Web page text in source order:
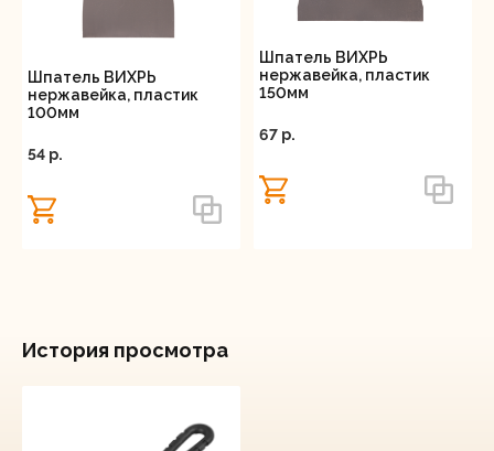
Шпатель ВИХРЬ
нержавейка, пластик
100мм
54 p.
Шпатель ВИХРЬ
нержавейка, пластик
150мм
67 p.
История просмотра